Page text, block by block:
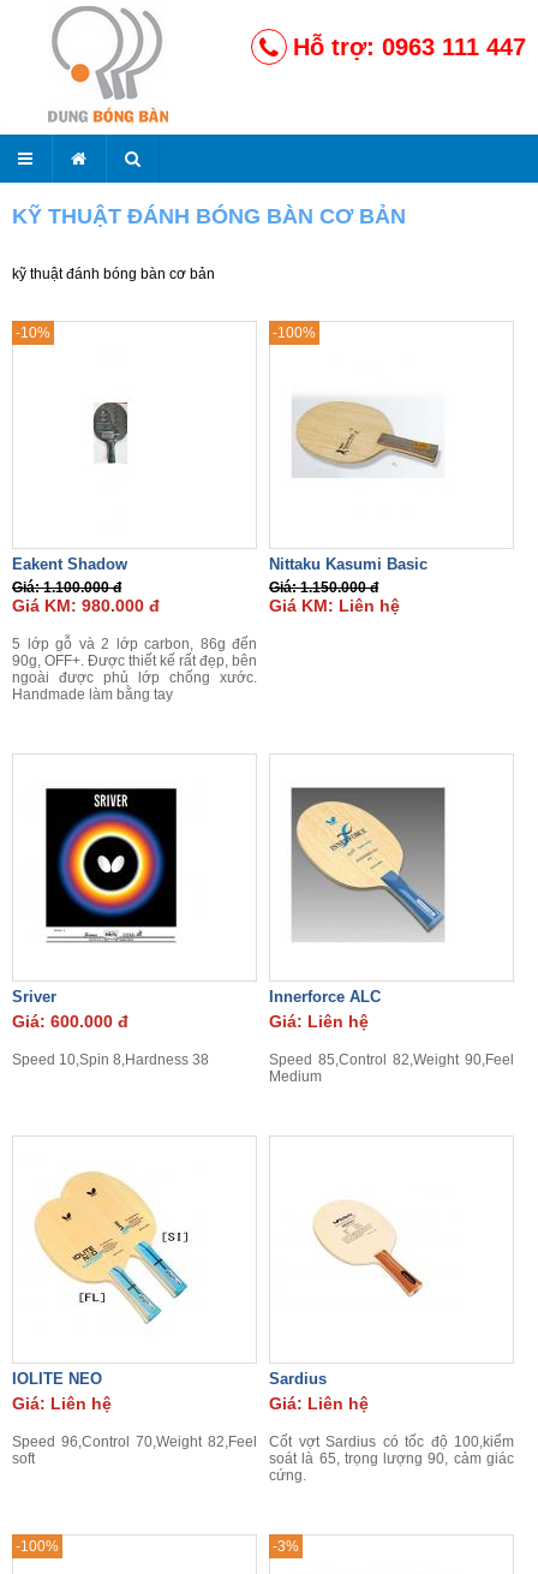
Hỗ trợ: 0963 111 447
KỸ THUẬT ĐÁNH BÓNG BÀN CƠ BẢN
kỹ thuật đánh bóng bàn cơ bản
-10%
Eakent Shadow
Giá: 1.100.000 đ
Giá KM: 980.000 đ
5 lớp gỗ và 2 lớp carbon, 86g đến
90g, OFF+. Được thiết kế rất đẹp, bên
ngoài được phủ lớp chống xước.
Handmade làm bằng tay
-100%
Nittaku Kasumi Basic
Giá: 1.150.000 đ
Giá KM: Liên hệ
Sriver
Giá: 600.000 đ
Speed 10,Spin 8,Hardness 38
Innerforce ALC
Giá: Liên hệ
Speed 85,Control 82,Weight 90,Feel
Medium
IOLITE NEO
Giá: Liên hệ
Speed 96,Control 70,Weight 82,Feel
soft
Sardius
Giá: Liên hệ
Cốt vợt Sardius có tốc độ 100,kiểm
soát là 65, trọng lượng 90, cảm giác
cứng.
-100% -3%